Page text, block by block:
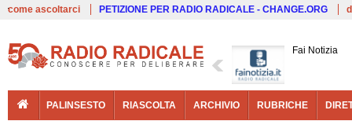
come ascoltarci PETIZIONE PER RADIO RADICALE - CHANGE.ORG
Fai Notizia
PALINSESTO RIASCOLTA ARCHIVIO RUBRICHE